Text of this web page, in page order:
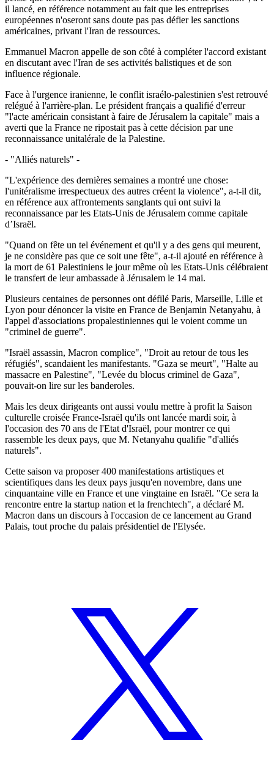
il lancé, en référence notamment au fait que les entreprises
européennes n'oseront sans doute pas pas défier les sanctions
américaines, privant l'Iran de ressources.
Emmanuel Macron appelle de son côté à compléter l'accord existant
en discutant avec l'Iran de ses activités balistiques et de son
influence régionale.
Face à l'urgence iranienne, le conflit israélo-palestinien s'est retrouvé
relégué à l'arrière-plan. Le président français a qualifié d'erreur
"l'acte américain consistant à faire de Jérusalem la capitale" mais a
averti que la France ne ripostait pas à cette décision par une
reconnaissance unitalérale de la Palestine.
- "Alliés naturels" -
"L'expérience des dernières semaines a montré une chose:
l'unitéralisme irrespectueux des autres créent la violence", a-t-il dit,
en référence aux affrontements sanglants qui ont suivi la
reconnaissance par les Etats-Unis de Jérusalem comme capitale
d’Israël.
"Quand on fête un tel événement et qu'il y a des gens qui meurent,
je ne considère pas que ce soit une fête", a-t-il ajouté en référence à
la mort de 61 Palestiniens le jour même où les Etats-Unis célébraient
le transfert de leur ambassade à Jérusalem le 14 mai.
Plusieurs centaines de personnes ont défilé Paris, Marseille, Lille et
Lyon pour dénoncer la visite en France de Benjamin Netanyahu, à
l'appel d'associations propalestiniennes qui le voient comme un
"criminel de guerre".
"Israël assassin, Macron complice", "Droit au retour de tous les
réfugiés", scandaient les manifestants. "Gaza se meurt", "Halte au
massacre en Palestine", "Levée du blocus criminel de Gaza",
pouvait-on lire sur les banderoles.
Mais les deux dirigeants ont aussi voulu mettre à profit la Saison
culturelle croisée France-Israël qu'ils ont lancée mardi soir, à
l'occasion des 70 ans de l'Etat d'Israël, pour montrer ce qui
rassemble les deux pays, que M. Netanyahu qualifie "d'alliés
naturels".
Cette saison va proposer 400 manifestations artistiques et
scientifiques dans les deux pays jusqu'en novembre, dans une
cinquantaine ville en France et une vingtaine en Israël. "Ce sera la
rencontre entre la startup nation et la frenchtech", a déclaré M.
Macron dans un discours à l'occasion de ce lancement au Grand
Palais, tout proche du palais présidentiel de l'Elysée.